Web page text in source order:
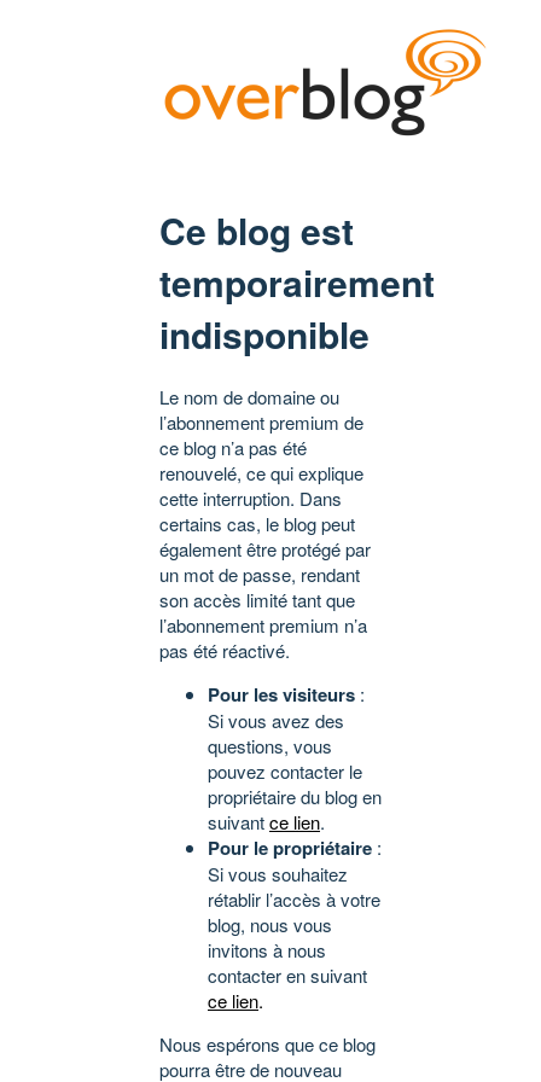
Ce blog est
temporairement
indisponible
Le nom de domaine ou
l’abonnement premium de
ce blog n’a pas été
renouvelé, ce qui explique
cette interruption. Dans
certains cas, le blog peut
également être protégé par
un mot de passe, rendant
son accès limité tant que
l’abonnement premium n’a
pas été réactivé.
Pour les visiteurs :
Si vous avez des
questions, vous
pouvez contacter le
propriétaire du blog en
suivantce lien.
Pour le propriétaire :
Si vous souhaitez
rétablir l’accès à votre
blog, nous vous
invitons à nous
contacter en suivant
ce lien.
Nous espérons que ce blog
pourra être de nouveau